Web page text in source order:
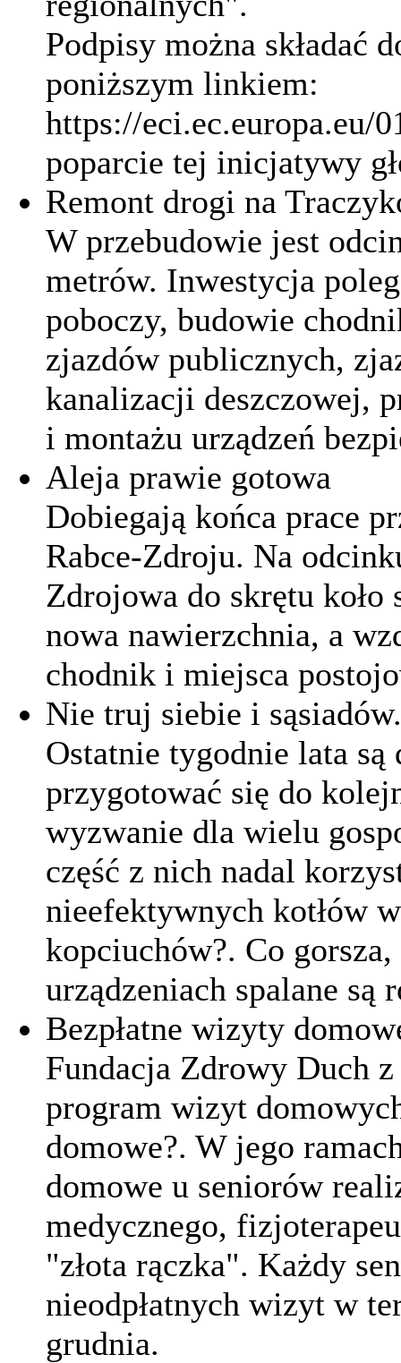
Podpisy można składać
poniższym linkiem:
https://eci.ec.europa.eu/
poparcie tej inicjatywy
Remont drogi na
W przebudowie jest
metrów. Inwestycja
poboczy, budowie
zjazdów publicznych,
kanalizacji deszczowej,
i montażu urządzeń
Aleja prawie gotowa
Dobiegają końca prace
Rabce-Zdroju. Na
Zdrojowa do skrętu koło
nowa nawierzchnia, a
chodnik i miejsca
Nie truj siebie i
Ostatnie tygodnie lata
przygotować się do
wyzwanie dla wielu
część z nich nadal
nieefektywnych kotłów
kopciuchów?. Co
urządzeniach spalane są
Bezpłatne wizyty
Fundacja Zdrowy Duch
program wizyt
domowe?. W jego
domowe u seniorów
medycznego,
"złota rączka". Każdy
nieodpłatnych wizyt w
grudnia.